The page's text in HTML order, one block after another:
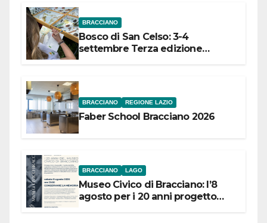
BRACCIANO
Bosco di San Celso: 3-4
settembre Terza edizione
BRACCIANO REGIONE LAZIO
Faber School Bracciano 2026
BRACCIANO LAGO
Museo Civico di Bracciano: l’8
agosto per i 20 anni progetto